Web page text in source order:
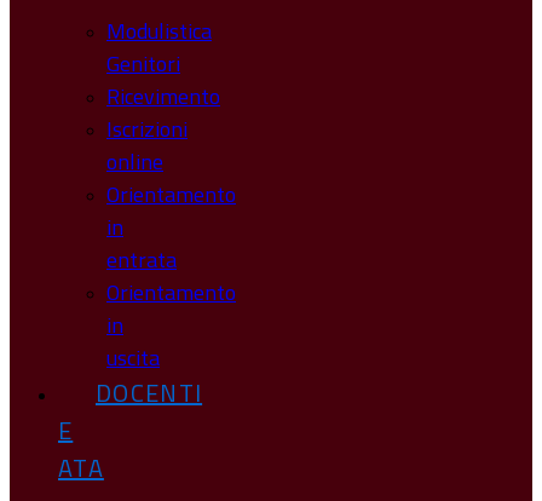
Modulistica
Genitori
Ricevimento
Iscrizioni
online
Orientamento
in
entrata
Orientamento
in
uscita
DOCENTI
E
ATA